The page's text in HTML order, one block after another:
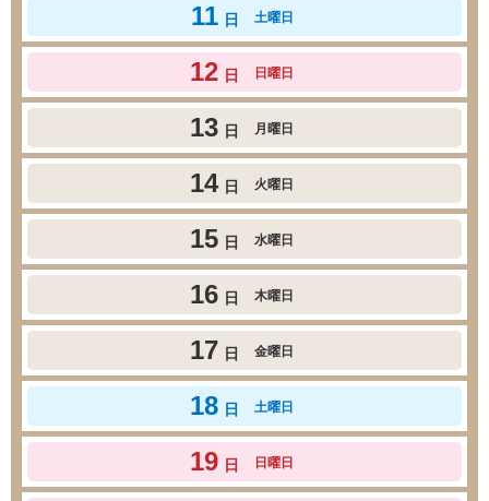
11 日 土曜日
12 日 日曜日
13 日 月曜日
14 日 火曜日
15 日 水曜日
16 日 木曜日
17 日 金曜日
18 日 土曜日
19 日 日曜日